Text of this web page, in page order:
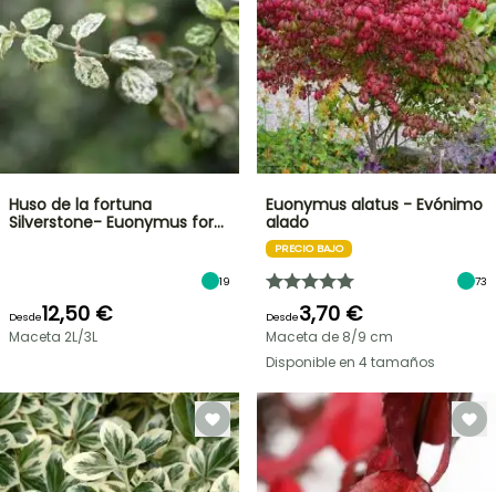
Huso de la fortuna
Silverstone- Euonymus for…
19
Desde12,50 €
Maceta 2L/3L
Euonymus alatus - Evónimo
alado
PRECIO BAJO
73
Desde3,70 €
Maceta de 8/9 cm
Disponible en 4 tamaños